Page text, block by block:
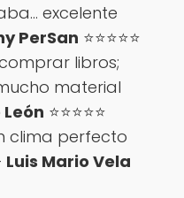
excelente
PerSan ⭐⭐⭐⭐⭐
libros;
material
⭐⭐⭐⭐⭐
clima perfecto
Luis Mario Vela